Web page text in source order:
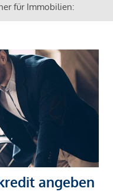
für Immobilien:
angeben